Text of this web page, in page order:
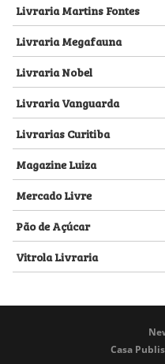
Livraria Martins Fontes
Livraria Megafauna
Livraria Nobel
Livraria Vanguarda
Livrarias Curitiba
Magazine Luiza
Mercado Livre
Pão de Açúcar
Vitrola Livraria
Casa